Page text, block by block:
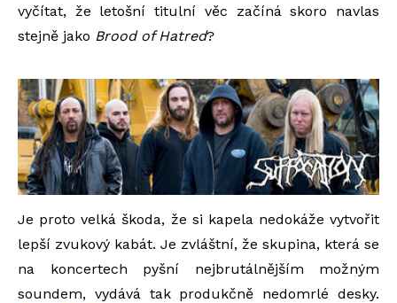
vyčítat, že letošní titulní věc začíná skoro navlas
stejně jako Brood of Hatred?
Je proto velká škoda, že si kapela nedokáže vytvořit
lepší zvukový kabát. Je zvláštní, že skupina, která se
na koncertech pyšní nejbrutálnějším možným
soundem, vydává tak produkčně nedomrlé desky.